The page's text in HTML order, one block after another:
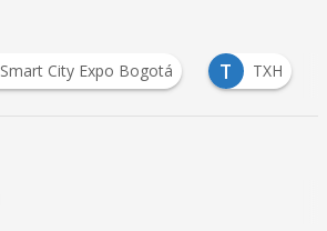
Smart City Expo Bogotá T TXH